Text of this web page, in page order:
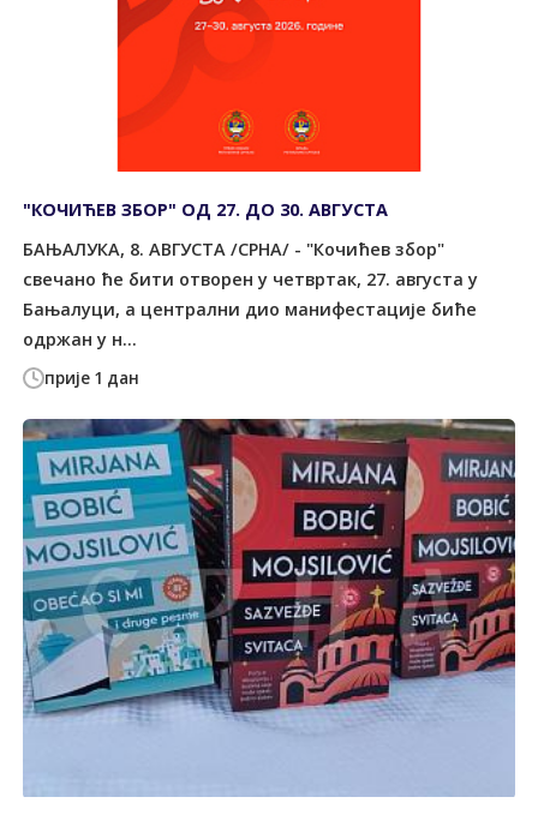
прије 1 дан
"КОЧИЋЕВ ЗБОР" ОД 27. ДО 30. АВГУСТА
БАЊАЛУКА, 8. АВГУСТА /СРНА/ - "Кочићев збор"
свечано ће бити отворен у четвртак, 27. августа у
Бањалуци, а централни дио манифестације биће
одржан у н...